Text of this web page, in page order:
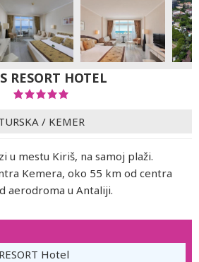
RESORT HOTEL
/ KEMER
u mestu Kiriš, na samoj plaži.
Kemera, oko 55 km od centra
aerodroma u Antaliji.
Hotel